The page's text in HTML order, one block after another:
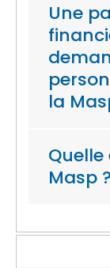
Une
la
Masp ?